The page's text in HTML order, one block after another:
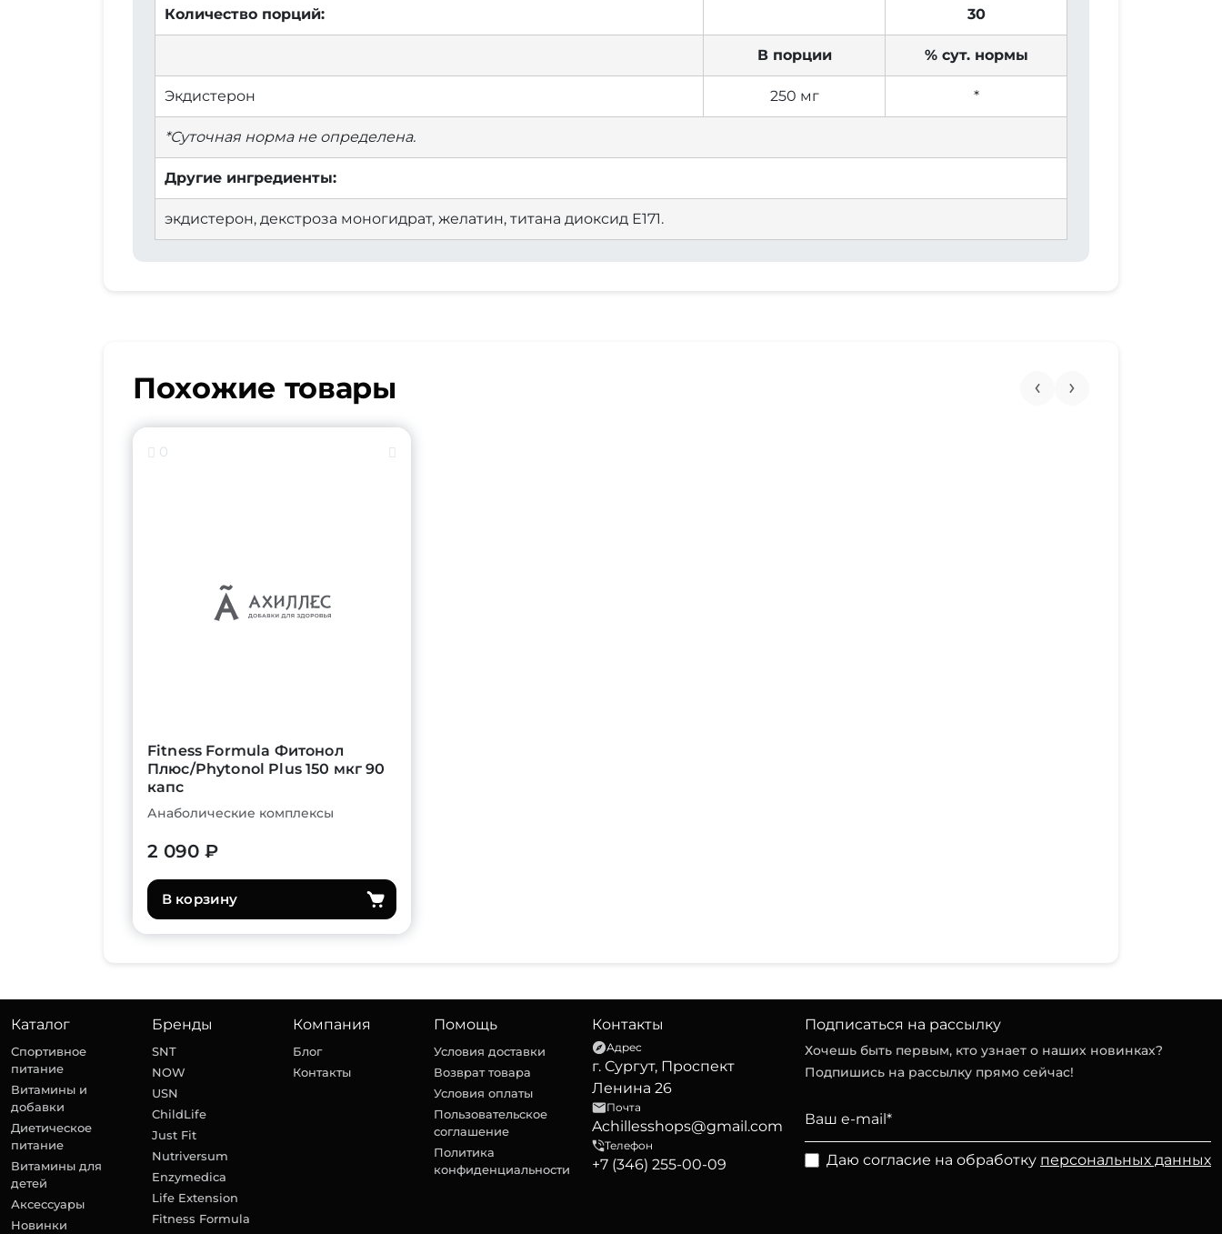
Количество порций: 30
В порции % сут. нормы
Экдистерон 250 мг *
*Суточная норма не определена.
Другие ингредиенты:
экдистерон, декстроза моногидрат, желатин, титана диоксид Е171.
Похожие товары
0
Fitness Formula Фитонол
Плюс/Phytonol Plus 150 мкг 90
капс
Анаболические комплексы
2 090 ₽
В корзину
Каталог
Спортивное
питание
Витамины и
добавки
Диетическое
питание
Витамины для
детей
Аксессуары
Новинки
Бренды
SNT
NOW
USN
ChildLife
Just Fit
Nutriversum
Enzymedica
Life Extension
Fitness Formula
Компания
Блог
Контакты
Помощь
Условия доставки
Возврат товара
Условия оплаты
Пользовательское
соглашение
Политика
конфиденциальности
Контакты
Адрес
г. Сургут, Проспект
Ленина 26
Почта
Achillesshops@gmail.com
Телефон
+7 (346) 255-00-09
Подписаться на рассылку
Хочешь быть первым, кто узнает о наших новинках?
Подпишись на рассылку прямо сейчас!
Даю согласие на обработку персональных данных